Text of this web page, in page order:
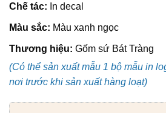
Chế tác: In decal
Màu sắc: Màu xanh ngọc
Thương hiệu: Gốm sứ Bát Tràng
(Có thể sản xuất mẫu 1 bộ mẫu in
nơi trước khi sản xuất hàng loạt)